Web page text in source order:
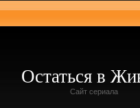
Остаться в
Сайт сериала